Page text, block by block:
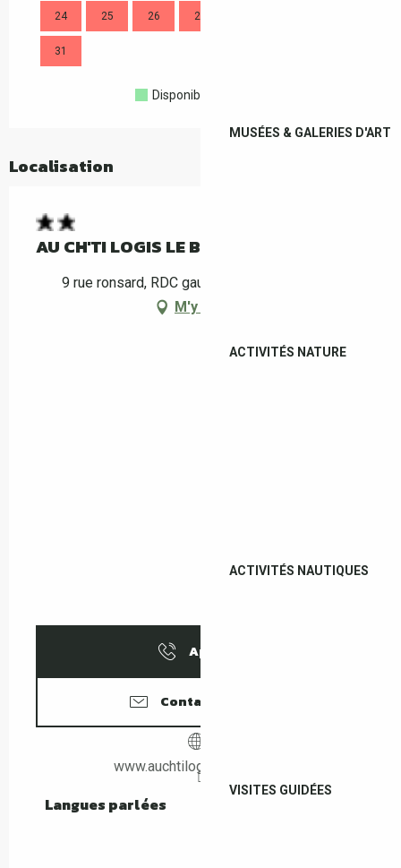
MUSÉES & GALERIES D'ART
ACTIVITÉS NATURE
ACTIVITÉS NAUTIQUES
VISITES GUIDÉES
24 25 26 27
31
Disponible
Localisation
AU CH'TI LOGIS LE BOULOU 2
9 rue ronsard, RDC gauche, 66160 Le Boulou
M'y rendre
Appeler
Contactez-nous
www.auchtilogis-leboulou.fr
Langues parlées
Langues parlées